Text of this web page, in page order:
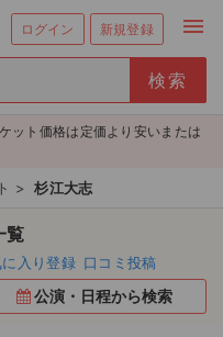
ログイン 新規登録 menu
ット価格は定価より安いまたは
> 杉江大志
覧
に入り登録 口コミ投稿
公演・日程から検索